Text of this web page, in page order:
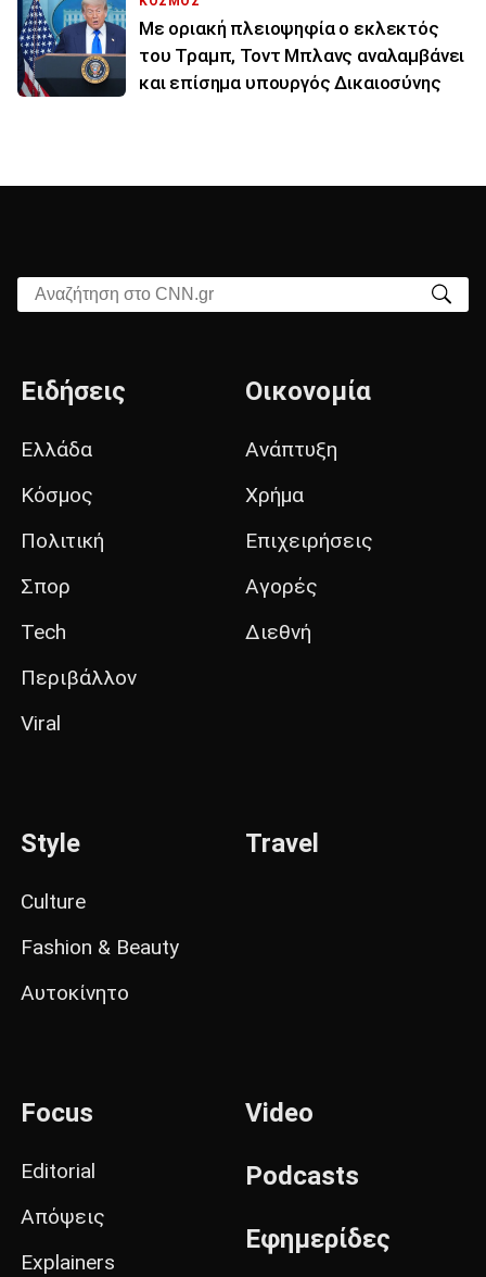
Με οριακή πλειοψηφία ο εκλεκτός
του Τραμπ, Τοντ Μπλανς αναλαμβάνει
και επίσημα υπουργός Δικαιοσύνης
Αναζήτηση στο CNN.gr
Ειδήσεις
Ελλάδα
Κόσμος
Πολιτική
Σπορ
Tech
Περιβάλλον
Viral
Οικονομία
Ανάπτυξη
Χρήμα
Επιχειρήσεις
Αγορές
Διεθνή
Style
Culture
Fashion & Beauty
Αυτοκίνητο
Travel
Focus
Editorial
Απόψεις
Explainers
Video
Podcasts
Εφημερίδες